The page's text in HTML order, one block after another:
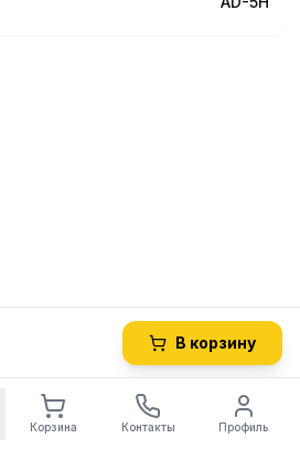
В корзину
Корзина Контакты Профиль